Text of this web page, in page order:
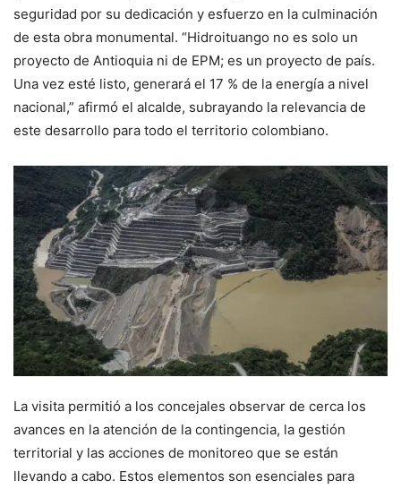
seguridad por su dedicación y esfuerzo en la culminación
de esta obra monumental. “Hidroituango no es solo un
proyecto de Antioquia ni de EPM; es un proyecto de país.
Una vez esté listo, generará el 17 % de la energía a nivel
nacional,” afirmó el alcalde, subrayando la relevancia de
este desarrollo para todo el territorio colombiano.
La visita permitió a los concejales observar de cerca los
avances en la atención de la contingencia, la gestión
territorial y las acciones de monitoreo que se están
llevando a cabo. Estos elementos son esenciales para